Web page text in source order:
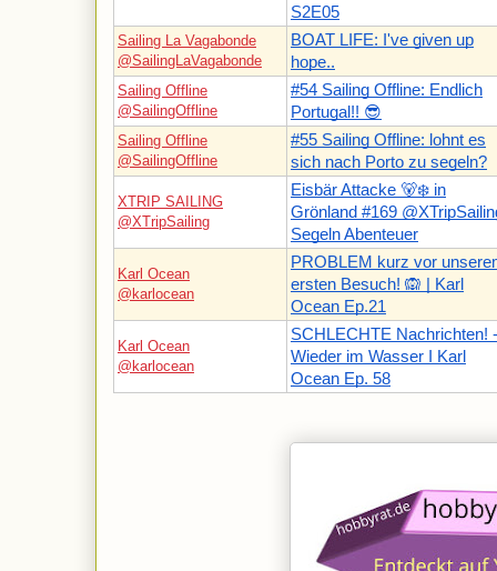
S2E05
Sailing La Vagabonde
@SailingLaVagabonde
BOAT LIFE: I've given up
hope..
Sailing Offline
@SailingOffline
#54 Sailing Offline: Endlich
Portugal!! 😎
Sailing Offline
@SailingOffline
#55 Sailing Offline: lohnt es
sich nach Porto zu segeln?
XTRIP SAILING
@XTripSailing
Eisbär Attacke 🐻‍❄️ in
Grönland #169
Segeln Abenteuer
Karl Ocean
@karlocean
PROBLEM kurz vor
ersten Besuch! 🙉 | Karl
Ocean Ep.21
Karl Ocean
@karlocean
SCHLECHTE Nachrichten! -
Wieder im Wasser I Karl
Ocean Ep. 58